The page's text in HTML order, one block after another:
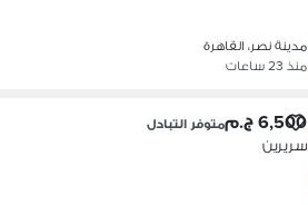
مدينة نصر، القاهرة
منذ 23 ساعات
6,500 ج.م متوفر التبادل
سريرين